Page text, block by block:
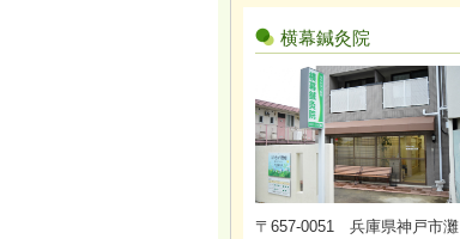
横幕鍼灸院
〒657-0051 兵庫県神戸市灘